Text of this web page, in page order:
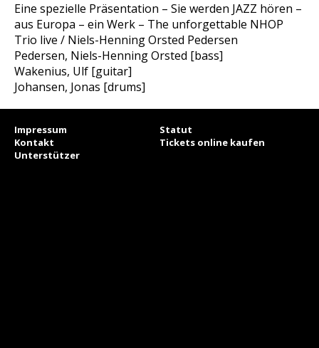
Eine spezielle Präsentation – Sie werden JAZZ hören –
aus Europa – ein Werk – The unforgettable NHOP
Trio live / Niels-Henning Orsted Pedersen
Pedersen, Niels-Henning Orsted [bass]
Wakenius, Ulf [guitar]
Johansen, Jonas [drums]
Impressum
Statut
Kontakt
Tickets online kaufen
Unterstützer